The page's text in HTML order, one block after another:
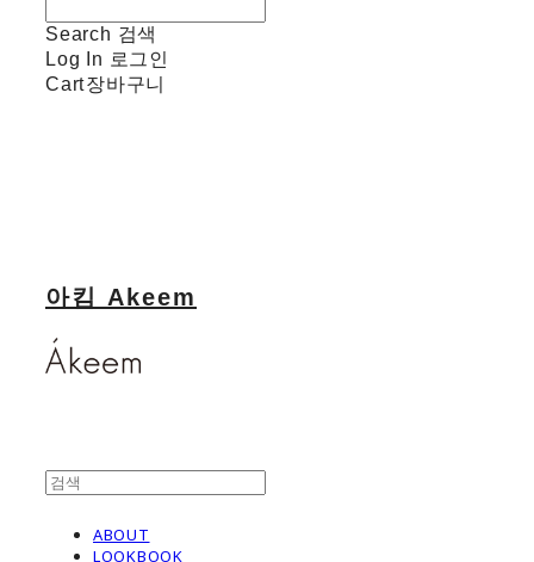
Search 검색
Log In 로그인
Cart장바구니
아킴 Akeem
ABOUT
LOOKBOOK